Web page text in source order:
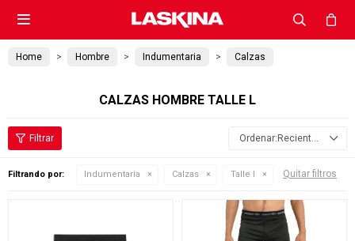

Home Hombre Indumentaria Calzas
CALZAS HOMBRE TALLE L
Recientes
Filtrando por: Indumentaria Calzas Talle l Quitar filtros